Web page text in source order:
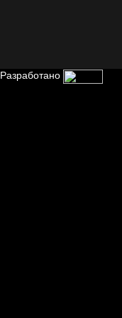
Разработано